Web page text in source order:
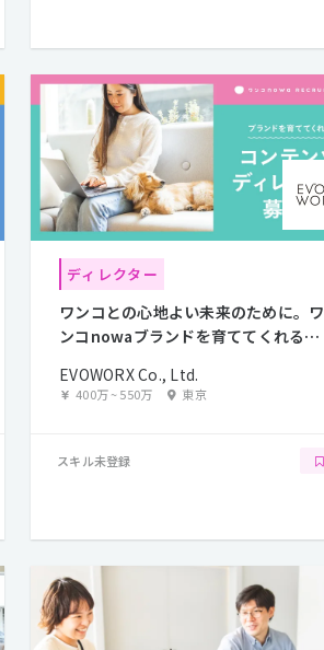
ディレクター
ワンコとの心地よい未来のために。ワ
ンコnowaブランドを育ててくれるコ
EVOWORX Co., Ltd.
400万~550万 東京
スキル未登録